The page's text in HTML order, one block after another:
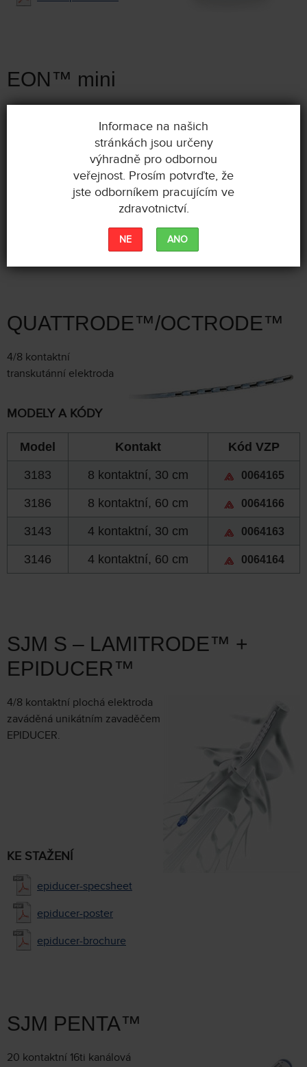
EON™ mini
eonmini-specifikace
QUATTRODE™/OCTRODE™
4/8 kontaktní
transkutánní elektroda
MODELY A KÓDY
Model Kontakt Kód VZP
3183 8 kontaktní, 30 cm 0064165
3186 8 kontaktní, 60 cm 0064166
3143 4 kontaktní, 30 cm 0064163
3146 4 kontaktní, 60 cm 0064164
SJM S – LAMITRODE™ +
EPIDUCER™
4/8 kontaktní plochá elektroda
zaváděná unikátním zavaděčem
EPIDUCER.
KE STAŽENÍ
epiducer-specsheet
epiducer-poster
epiducer-brochure
SJM PENTA™
20 kontaktní 16ti kanálová
Informace na našich
stránkách jsou určeny
výhradně pro odbornou
veřejnost. Prosím potvrďte, že
jste odborníkem pracujícím ve
zdravotnictví.
NE ANO